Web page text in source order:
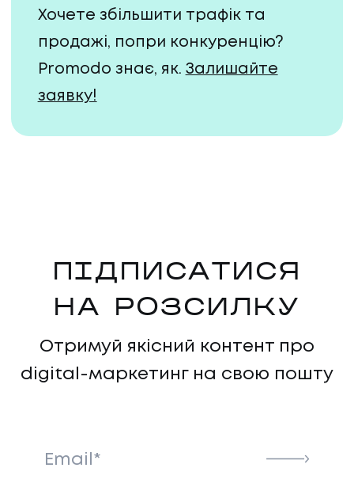
Хочете збільшити трафік та
продажі, попри конкуренцію?
Promodo знає, як. Залишайте
заявку!
ПІДПИСАТИСЯ
НА РОЗСИЛКУ
Отримуй якісний контент про
digital-маркетинг на свою пошту
Email*
НАПИСАТИ НАМ